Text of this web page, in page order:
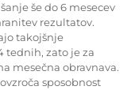
še do 6 mesecev
rezultatov.
takojšnje
tednih, zato je za
mesečna obravnava.
sposobnost